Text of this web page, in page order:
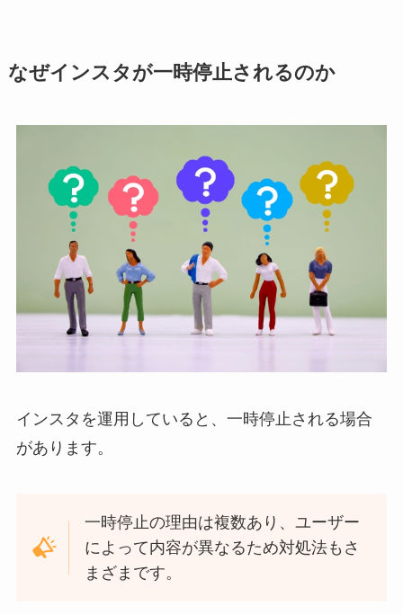
なぜインスタが一時停止されるのか
インスタを運用していると、一時停止される場合
があります。
一時停止の理由は複数あり、ユーザー
によって内容が異なるため対処法もさ
まざまです。